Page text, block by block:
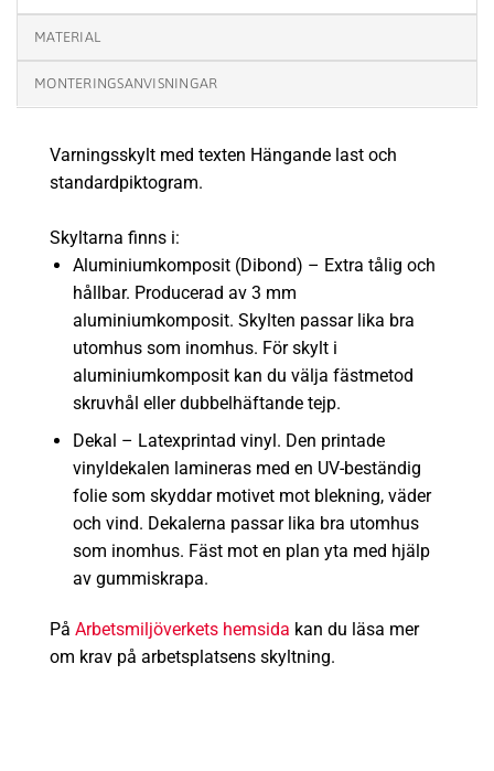
MATERIAL
MONTERINGSANVISNINGAR
Varningsskylt med texten Hängande last och
standardpiktogram.
Skyltarna finns i:
Aluminiumkomposit (Dibond) – Extra tålig och
hållbar. Producerad av 3 mm
aluminiumkomposit. Skylten passar lika bra
utomhus som inomhus. För skylt i
aluminiumkomposit kan du välja fästmetod
skruvhål eller dubbelhäftande tejp.
Dekal – Latexprintad vinyl. Den printade
vinyldekalen lamineras med en UV-beständig
folie som skyddar motivet mot blekning, väder
och vind. Dekalerna passar lika bra utomhus
som inomhus. Fäst mot en plan yta med hjälp
av gummiskrapa.
På Arbetsmiljöverkets hemsida kan du läsa mer
om krav på arbetsplatsens skyltning.